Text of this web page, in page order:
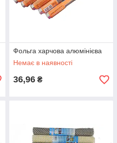
Фольга харчова алюмінієва
Немає в наявності
36,96 ₴